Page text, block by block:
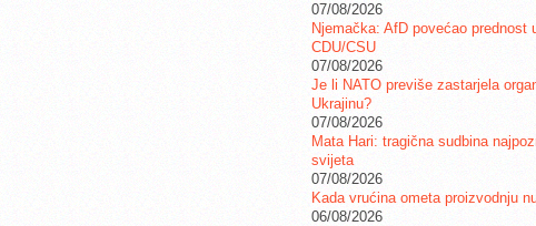
07/08/2026
Njemačka: AfD povećao prednost
CDU/CSU
07/08/2026
Je li NATO previše zastarjela
Ukrajinu?
07/08/2026
Mata Hari: tragična sudbina
svijeta
07/08/2026
Kada vrućina ometa proizvodnju
06/08/2026